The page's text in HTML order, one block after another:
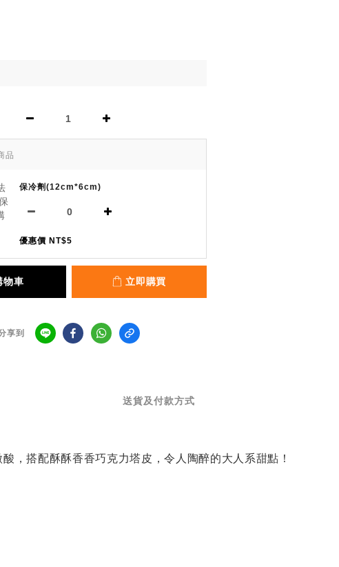
品
保冷劑(12cm*6cm)
優惠價 NT$5
物車 立即購買
享到
送貨及付款方式
酸，搭配酥酥香香巧克力塔皮，令人陶醉的大人系甜點！